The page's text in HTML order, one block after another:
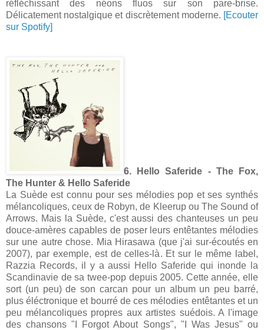
réfléchissant des néons fluos sur son pare-brise.
Délicatement nostalgique et discrètement moderne. [Ecouter
sur Spotify]
6. Hello Saferide - The Fox,
The Hunter & Hello Saferide
La Suède est connu pour ses mélodies pop et ses synthés
mélancoliques, ceux de Robyn, de Kleerup ou The Sound of
Arrows. Mais la Suède, c'est aussi des chanteuses un peu
douce-amères capables de poser leurs entêtantes mélodies
sur une autre chose. Mia Hirasawa (que j'ai sur-écoutés en
2007), par exemple, est de celles-là. Et sur le même label,
Razzia Records, il y a aussi Hello Saferide qui inonde la
Scandinavie de sa twee-pop depuis 2005. Cette année, elle
sort (un peu) de son carcan pour un album un peu barré,
plus éléctronique et bourré de ces mélodies entêtantes et un
peu mélancoliques propres aux artistes suédois. A l'image
des chansons "I Forgot About Songs", "I Was Jesus" ou